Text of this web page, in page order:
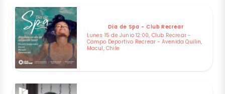
Dia de Spa - Club Recrear
Lunes 15 de Junio 12:00, Club Recrear -
Campo Deportivo Recrear - Avenida Quilin,
Macul, Chile